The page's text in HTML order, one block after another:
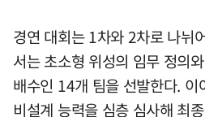
경연 대회는 1차와 2차로 나뉘
서는 초소형 위성의 임무 정의
배수인 14개 팀을 선발한다.
비설계 능력을 심층 심사해 최